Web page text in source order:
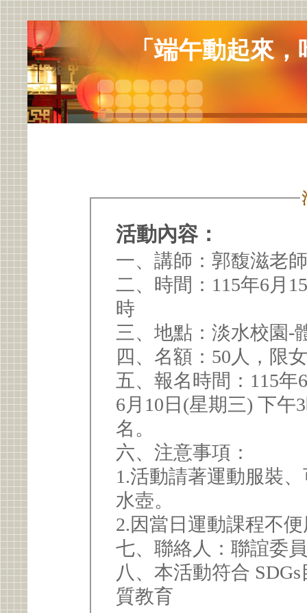
「端午動起來
活動內容：
一、講師：郭馥滋老
二、時間：115年6月
時
三、地點：淡水校園-
四、名額：50人，限
五、報名時間：115年
6月10日(星期三) 下午
名。
六、注意事項：
1.活動請著運動服裝
水壺。
2.因當日運動課程不
七、聯絡人：聯誼委
八、本活動符合
質教育